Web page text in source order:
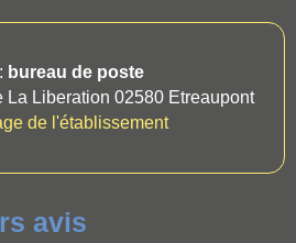
: bureau de poste
La Liberation 02580 Etreaupont
de l'établissement
avis